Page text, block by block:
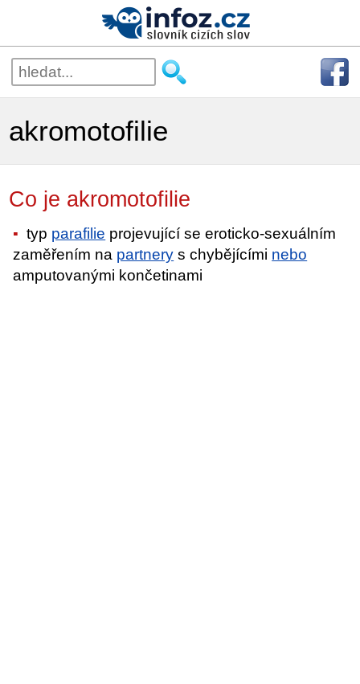
akromotofilie
Co je akromotofilie
typ parafilie projevující se eroticko-sexuálním
zaměřením na partnery s chybějícími nebo
amputovanými končetinami